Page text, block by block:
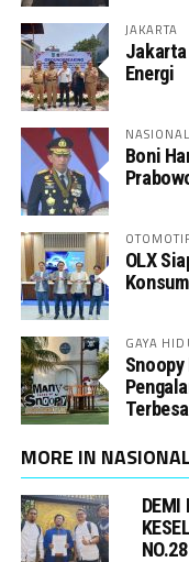
JAKARTA
Jakarta
Energi
NASIONAL
Boni
OLX
GAYA
MORE IN NASIONAL
DEMI